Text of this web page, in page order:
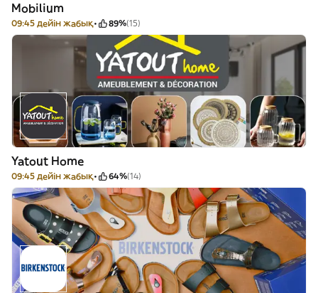
Mobilium
09:45 дейін жабық 89%(15)
Yatout Home
09:45 дейін жабық 64%(14)